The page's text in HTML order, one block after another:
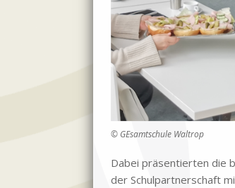
© GE­samt­schu­le Wal­trop
Da­bei prä­sen­tier­ten die
der Schul­part­ner­schaft